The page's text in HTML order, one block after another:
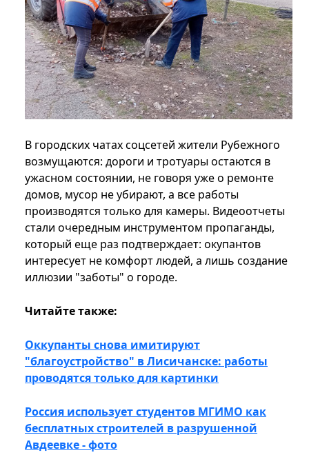
В городских чатах соцсетей жители Рубежного
возмущаются: дороги и тротуары остаются в
ужасном состоянии, не говоря уже о ремонте
домов, мусор не убирают, а все работы
производятся только для камеры. Видеоотчеты
стали очередным инструментом пропаганды,
который еще раз подтверждает: окупантов
интересует не комфорт людей, а лишь создание
иллюзии "заботы" о городе.
Читайте также:
Оккупанты снова имитируют
"благоустройство" в Лисичанске: работы
проводятся только для картинки
Россия использует студентов МГИМО как
бесплатных строителей в разрушенной
Авдеевке - фото